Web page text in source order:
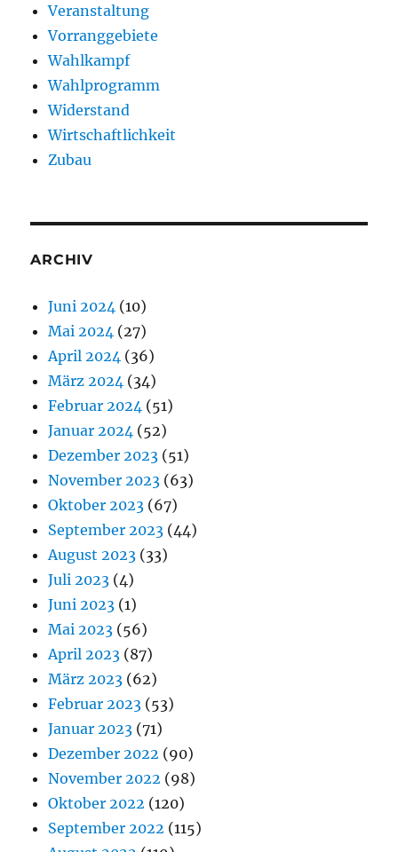
Veranstaltung
Vorranggebiete
Wahlkampf
Wahlprogramm
Widerstand
Wirtschaftlichkeit
Zubau
ARCHIV
Juni 2024 (10)
Mai 2024 (27)
April 2024 (36)
März 2024 (34)
Februar 2024 (51)
Januar 2024 (52)
Dezember 2023 (51)
November 2023 (63)
Oktober 2023 (67)
September 2023 (44)
August 2023 (33)
Juli 2023 (4)
Juni 2023 (1)
Mai 2023 (56)
April 2023 (87)
März 2023 (62)
Februar 2023 (53)
Januar 2023 (71)
Dezember 2022 (90)
November 2022 (98)
Oktober 2022 (120)
September 2022 (115)